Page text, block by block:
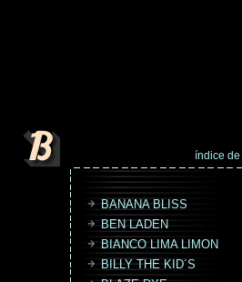
índice
BANANA BLISS
BEN LADEN
BIANCO LIMA LIMON
BILLY THE KID´S